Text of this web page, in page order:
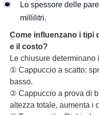
Lo spessore delle
millilitri.
Come influenzano i tipi
e il costo?
Le chiusure determinano
① Cappuccio a scatto:
basso.
② Cappuccio a prova di
altezza totale, aumenta i